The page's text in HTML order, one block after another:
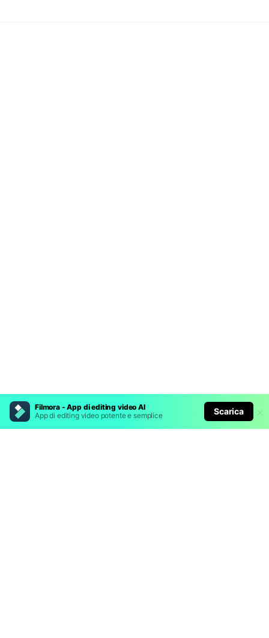
Filmora - App di editing video AI
App di editing video potente e semplice
Scarica